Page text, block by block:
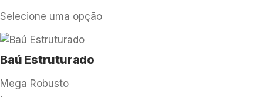
Selecione uma opção
Baú Estruturado
Mega Robusto